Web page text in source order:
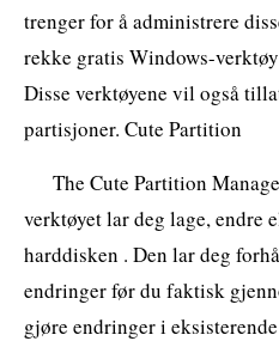
trenger for å administrere
rekke gratis Windows-
Disse verktøyene vil også
partisjoner. Cute Partition
The Cute Partition
verktøyet lar deg lage, endre
harddisken . Den lar deg
endringer før du faktisk
gjøre endringer i